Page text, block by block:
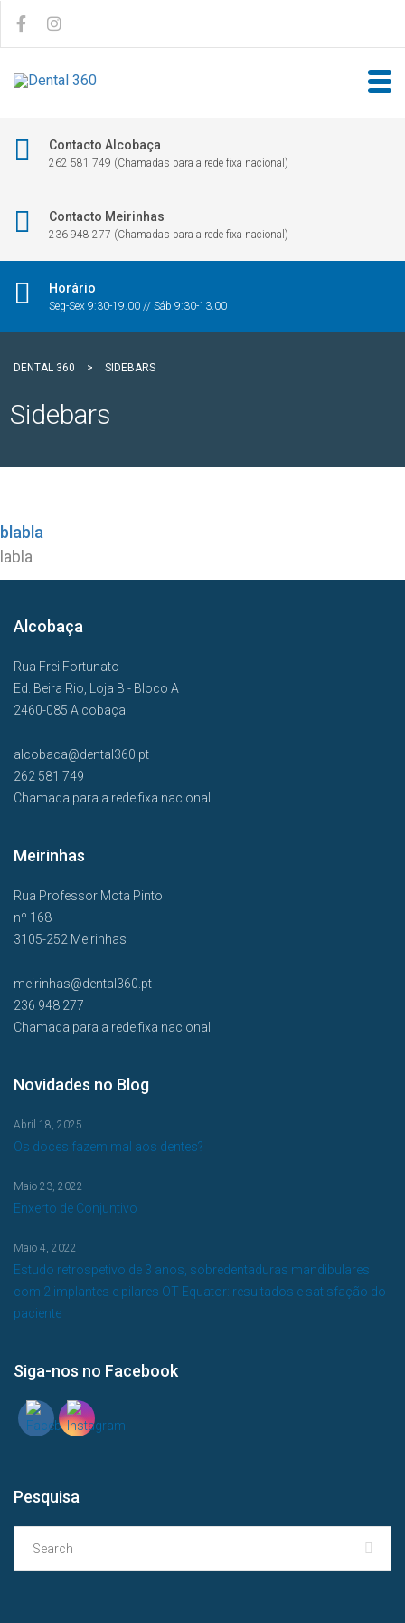
Contacto Alcobaça
262 581 749 (Chamadas para a rede fixa nacional)
Contacto Meirinhas
236 948 277 (Chamadas para a rede fixa nacional)
Horário
Seg-Sex 9:30-19.00 // Sáb 9:30-13.00
DENTAL 360 > SIDEBARS
Sidebars
blabla
labla
Alcobaça
Rua Frei Fortunato
Ed. Beira Rio, Loja B - Bloco A
2460-085 Alcobaça
alcobaca@dental360.pt
262 581 749
Chamada para a rede fixa nacional
Meirinhas
Rua Professor Mota Pinto
nº 168
3105-252 Meirinhas
meirinhas@dental360.pt
236 948 277
Chamada para a rede fixa nacional
Novidades no Blog
Os doces fazem mal aos dentes?
Abril 18, 2025
Enxerto de Conjuntivo
Maio 23, 2022
Estudo retrospetivo de 3 anos, sobredentaduras mandibulares
com 2 implantes e pilares OT Equator: resultados e satisfação do
paciente
Maio 4, 2022
Siga-nos no Facebook
Pesquisa